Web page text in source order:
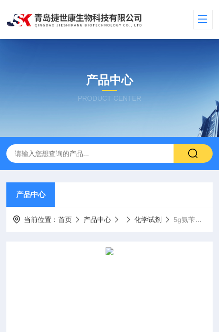
产品中心
PRODUCT CENTER
产品中心
当前位置：首页 产品中心 化学试剂 5g氨苄青霉素,69-53-4